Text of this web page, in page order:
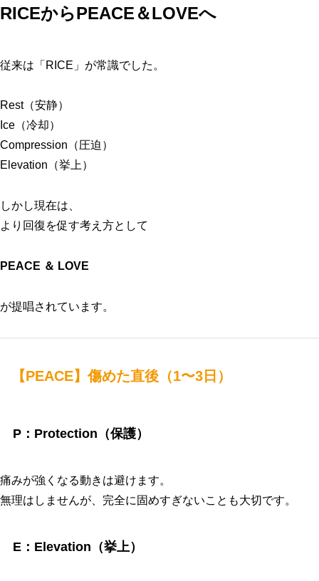
RICEからPEACE＆LOVEへ
従来は「RICE」が常識でした。
Rest（安静）
Ice（冷却）
Compression（圧迫）
Elevation（挙上）
しかし現在は、
より回復を促す考え方として
PEACE ＆ LOVE
が提唱されています。
【PEACE】傷めた直後（1〜3日）
P：Protection（保護）
痛みが強くなる動きは避けます。
無理はしませんが、完全に固めすぎないことも大切です。
E：Elevation（挙上）